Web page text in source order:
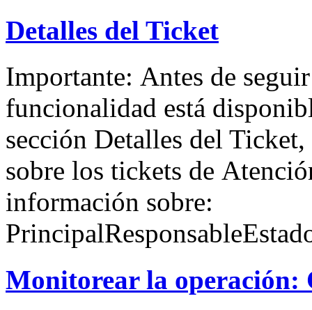
Detalles del Ticket
Importante: Antes de
funcionalidad está
sección Detalles del
sobre los tickets de
información sobre:
Monitorear la operación: